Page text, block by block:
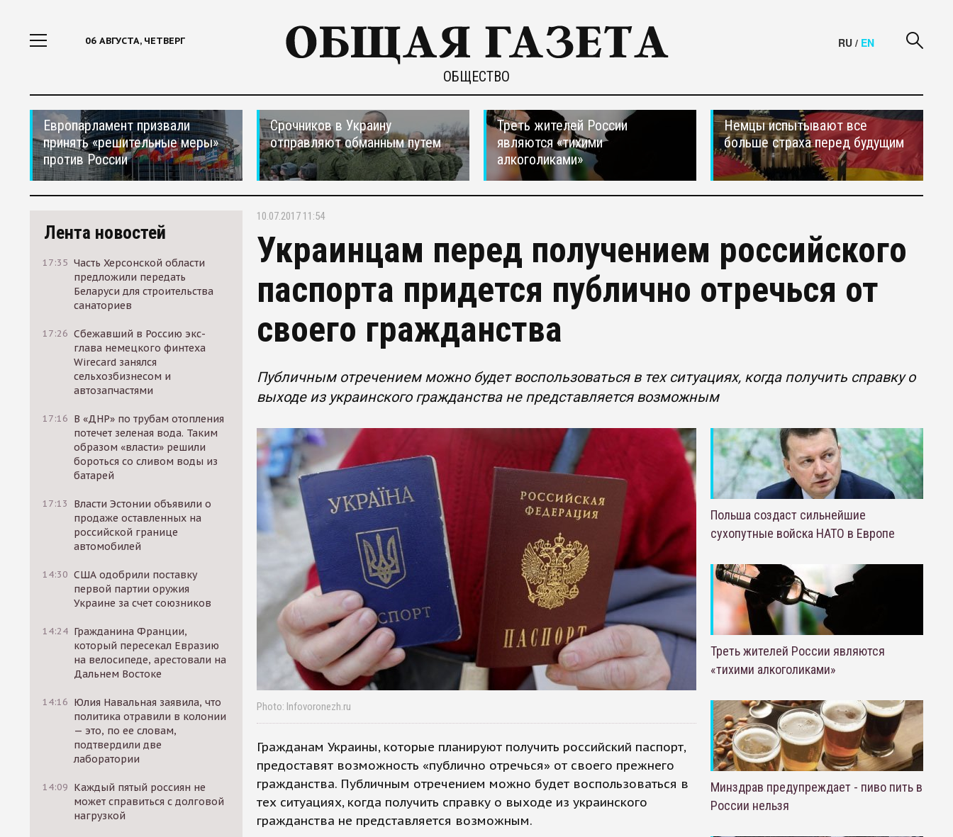
06 АВГУСТА, ЧЕТВЕРГ
ОБЩЕСТВО
RU / EN
Европарламент призвали
принять «решительные меры»
против России
Срочников в Украину
отправляют обманным путем
Треть жителей России
являются «тихими
алкоголиками»
Немцы испытывают все
больше страха перед будущим
Лента новостей
17:35 Часть Херсонской области
предложили передать
Беларуси для строительства
санаториев
17:26 Сбежавший в Россию экс-
глава немецкого финтеха
Wirecard занялся
сельхозбизнесом и
автозапчастями
17:16 В «ДНР» по трубам отопления
потечет зеленая вода. Таким
образом «власти» решили
бороться со сливом воды из
батарей
17:13
Власти Эстонии объявили о
продаже оставленных на
российской границе
автомобилей
14:30 США одобрили поставку
первой партии оружия
Украине за счет союзников
14:24 Гражданина Франции,
который пересекал Евразию
на велосипеде, арестовали на
Дальнем Востоке
14:16 Юлия Навальная заявила, что
политика отравили в колонии
— это, по ее словам,
подтвердили две
лаборатории
14:09 Каждый пятый россиян не
может справиться с долговой
нагрузкой
10.07.2017 11:54
Украинцам перед получением российского
паспорта придется публично отречься от
своего гражданства
Публичным отречением можно будет воспользоваться в тех ситуациях, когда получить справку о
выходе из украинского гражданства не представляется возможным
Photo: Infovoronezh.ru
Гражданам Украины, которые планируют получить российский паспорт,
предоставят возможность «публично отречься» от своего прежнего
гражданства. Публичным отречением можно будет воспользоваться в
тех ситуациях, когда получить справку о выходе из украинского
гражданства не представляется возможным.
Польша создаст сильнейшие
сухопутные войска НАТО в Европе
Треть жителей России являются
«тихими алкоголиками»
Минздрав предупреждает - пиво пить в
России нельзя